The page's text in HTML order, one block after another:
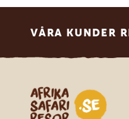
VÅRA KUNDER
Safari-resor i Afrika